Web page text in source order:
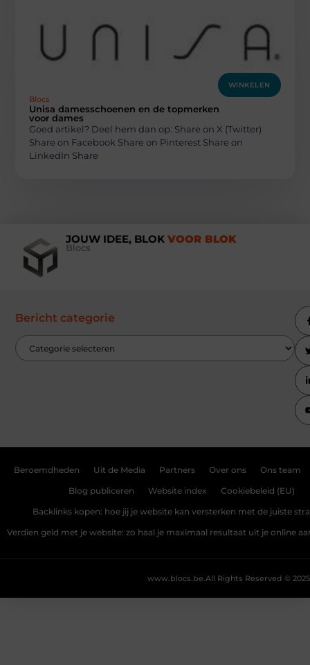
WINKELEN
Blocs
Unisa damesschoenen en de topmerken
voor dames
Goed artikel? Deel hem dan op: Share on X (Twitter)
Share on Facebook Share on Pinterest Share on
LinkedIn Share
JOUW IDEE, BLOK VOOR BLOK
Blocs
Bericht categorie
Beroemdheden Uit de Media Partners Over ons Ons team
Blog publiceren Website index Cookiebeleid (EU)
Backlinks kopen: hoe jij je website kan versterken met de juiste
Verdien geld met je website: zo haal je maximaal resultaat uit je online
All Rights Reserved © 2025
www.blocs.be.